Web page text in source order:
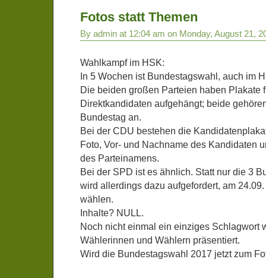
Fotos statt Themen
By admin at 12:04 am on Monday, August 21,
Wahlkampf im HSK:
In 5 Wochen ist Bundestagswahl, auch im
Die beiden großen Parteien haben Plakate
Direktkandidaten aufgehängt; beide
Bundestag an.
Bei der CDU bestehen die
Foto, Vor- und Nachname des Kandidaten
des Parteinamens.
Bei der SPD ist es ähnlich. Statt nur die 3
wird allerdings dazu aufgefordert, am
wählen.
Inhalte? NULL.
Noch nicht einmal ein einziges Schlagwort
Wählerinnen und Wählern präsentiert.
Wird die Bundestagswahl 2017 jetzt zum